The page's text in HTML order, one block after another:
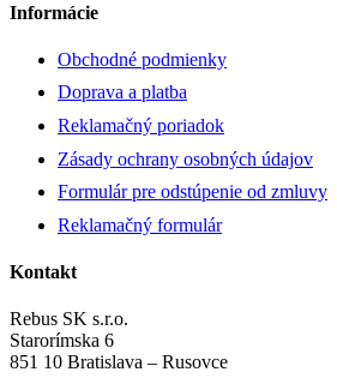
Informácie
Obchodné podmienky
Doprava a platba
Reklamačný poriadok
Zásady ochrany osobných údajov
Formulár pre odstúpenie od zmluvy
Reklamačný formulár
Kontakt
Rebus SK s.r.o.
Starorímska 6
851 10 Bratislava – Rusovce